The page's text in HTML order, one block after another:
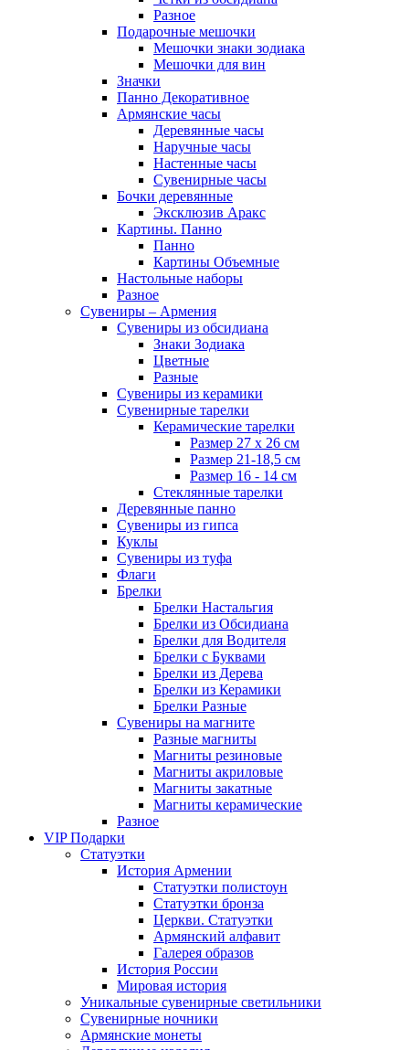
Разное
Подарочные мешочки
Мешочки знаки зодиака
Мешочки для вин
Значки
Панно Декоративное
Армянские часы
Деревянные часы
Наручные часы
Настенные часы
Сувенирные часы
Бочки деревянные
Эксклюзив Аракс
Картины. Панно
Панно
Картины Объемные
Настольные наборы
Разное
Сувениры – Армения
Сувениры из обсидиана
Знаки Зодиака
Цветные
Разные
Сувениры из керамики
Сувенирные тарелки
Керамические тарелки
Размер 27 х 26 см
Размер 21-18,5 см
Размер 16 - 14 см
Стеклянные тарелки
Деревянные панно
Сувениры из гипса
Куклы
Сувениры из туфа
Флаги
Брелки
Брелки Настальгия
Брелки из Обсидиана
Брелки для Водителя
Брелки с Буквами
Брелки из Дерева
Брелки из Керамики
Брелки Разные
Сувениры на магните
Разные магниты
Магниты резиновые
Магниты акриловые
Магниты закатные
Магниты керамические
Разное
VIP Подарки
Статуэтки
История Армении
Статуэтки полистоун
Статуэтки бронза
Церкви. Статуэтки
Армянский алфавит
Галерея образов
История России
Мировая история
Уникальные сувенирные светильники
Сувенирные ночники
Армянские монеты